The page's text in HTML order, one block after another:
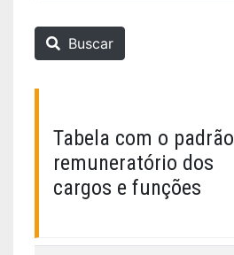
Buscar
Tabela com o padrão
remuneratório dos
cargos e funções